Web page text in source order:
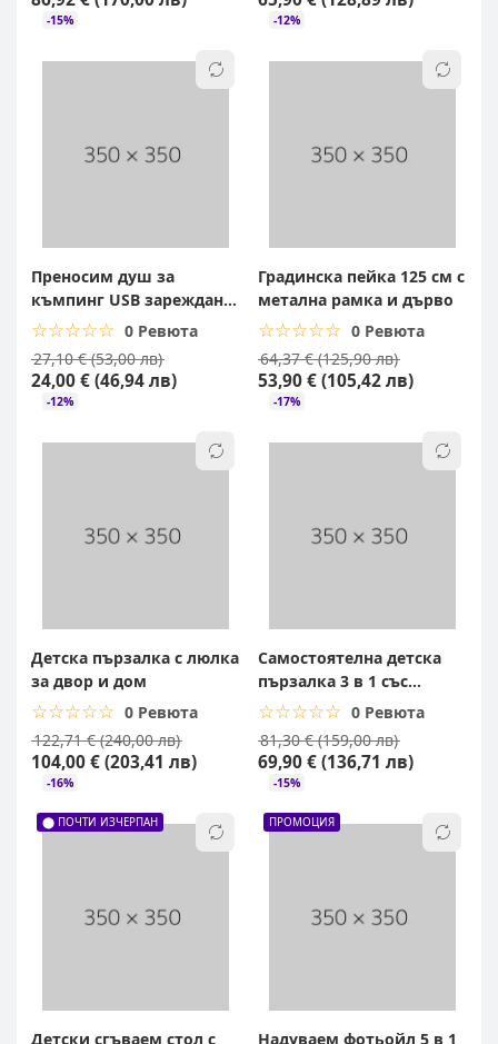
-15% -12%
Преносим душ за
къмпинг USB зареждане
батерия 2200 mAh
☆☆☆☆☆
★★★★★ 0 Ревюта
27,10 € (53,00 лв)
24,00 € (46,94 лв)
-12%
Градинска пейка 125 см с
метална рамка и дърво
☆☆☆☆☆
★★★★★ 0 Ревюта
64,37 € (125,90 лв)
53,90 € (105,42 лв)
-17%
Детска пързалка с люлка
за двор и дом
☆☆☆☆☆
★★★★★ 0 Ревюта
122,71 € (240,00 лв)
104,00 € (203,41 лв)
-16%
Самостоятелна детска
пързалка 3 в 1 със
стълба
☆☆☆☆☆
★★★★★ 0 Ревюта
81,30 € (159,00 лв)
69,90 € (136,71 лв)
-15%
⬤ ПОЧТИ ИЗЧЕРПАН
Детски сгъваем стол с
ПРОМОЦИЯ
Надуваем фотьойл 5 в 1